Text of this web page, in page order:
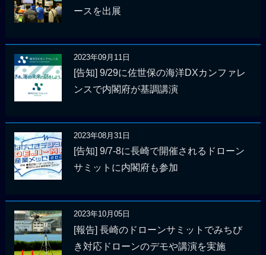
ースを出展
2023年09月11日
[告知] 9/29に佐世保の海洋DXカンファレ
ンスで内閣府が基調講演
2023年08月31日
[告知] 9/7-8に長崎で開催されるドローン
サミットに内閣府も参加
2023年10月05日
[報告] 長崎のドローンサミットでみちび
き対応ドローンのデモや講演を実施